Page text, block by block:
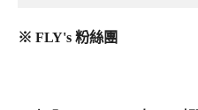
※ FLY's 粉絲團